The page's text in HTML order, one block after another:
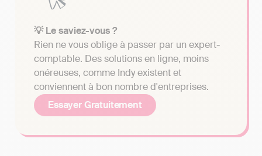
💡 Le saviez-vous ?
Rien ne vous oblige à passer par un expert-
comptable. Des solutions en ligne, moins
onéreuses, comme Indy existent et
conviennent à bon nombre d'entreprises.
Essayer Gratuitement